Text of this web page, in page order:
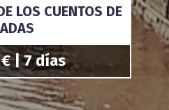
LOS CUENTOS DE
| 7 días